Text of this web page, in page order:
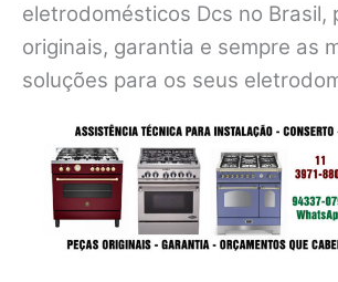
eletrodomésticos Dcs no Brasil,
originais, garantia e sempre as
soluções para os seus